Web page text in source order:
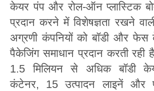
केयर पंप और रोल-ऑन प्लास्टिक
प्रदान करने में विशेषज्ञता रखने
अग्रणी कंपनियों को बॉडी और फेस
पैकेजिंग समाधान प्रदान करती रही
1.5 मिलियन से अधिक बॉडी
कंटेनर, 15 उत्पादन लाइनें और